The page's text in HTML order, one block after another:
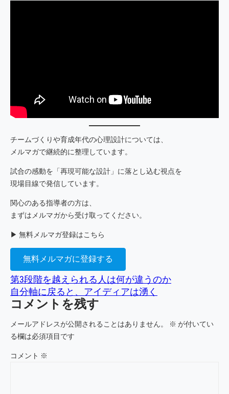
チームづくりや育成年代の心理設計については、
メルマガで継続的に整理しています。
試合の感動を「再現可能な設計」に落とし込む視点を
現場目線で発信しています。
関心のある指導者の方は、
まずはメルマガから受け取ってください。
▶ 無料メルマガ登録はこちら
無料メルマガに登録する
第3段階を越えられる人は何が違うのか
自分軸に戻ると、アイディアは湧く
コメントを残す
メールアドレスが公開されることはありません。 ※ が付いてい
る欄は必須項目です
コメント ※